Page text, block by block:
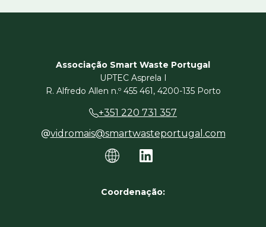
Associação Smart Waste Portugal
UPTEC Asprela I
R. Alfredo Allen n.º 455 461, 4200-135 Porto
+351 220 731 357
vidromais@smartwasteportugal.com
Coordenação: